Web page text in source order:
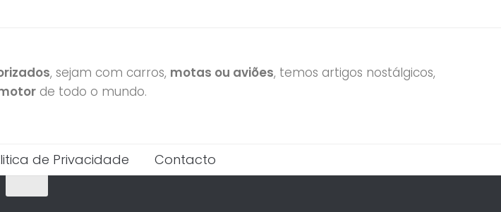
, sejam com carros, motas ou aviões, temos artigos nostálgicos,
de todo o mundo.
de Privacidade Contacto